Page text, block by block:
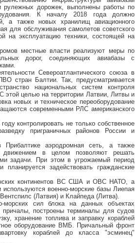
дорожек, выполнены работы по
К началу 2018 года должно
а также новых хранилищ авиационного
для обслуживания самолетов советского
на эксплуатацию техники, состоящей на
местные власти реализуют меры по
дорог, соединяющих авиабазы с
Североатлантического союза в
стран Балтии. Так, предусматривается
национальных систем контроля
этой целью на территории Латвии, Литвы и
новых и техническое переоборудование
современными РЛС американского
контролировать не только собственное
приграничных районов России и
аэродромная сеть, а также
движением в целом позволяют решать
задачи. При этом в угрожаемый период
задействовать гражданские
континентов ВС США и ОВС НАТО, а
военно-морские базы Лиепая
(Латвия) и Клайпеда (Литва).
морских сил блока на данных объектах
построены терминалы для судов
хранение топлива и заправку кораблей
оборудование ВМБ. Причальный фронт
кораблей до класса "эсминец"